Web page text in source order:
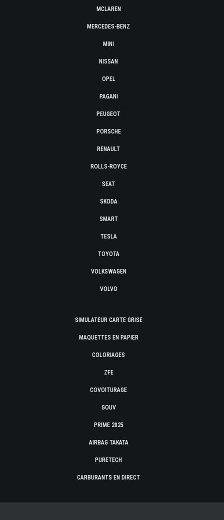
MCLAREN
MERCEDES-BENZ
MINI
NISSAN
OPEL
PAGANI
PEUGEOT
PORSCHE
RENAULT
ROLLS-ROYCE
SEAT
SKODA
SMART
TESLA
TOYOTA
VOLKSWAGEN
VOLVO
SIMULATEUR CARTE GRISE
MAQUETTES EN PAPIER
COLORIAGES
ZFE
COVOITURAGE
GOUV
PRIME 2025
AIRBAG TAKATA
PURETECH
CARBURANTS EN DIRECT